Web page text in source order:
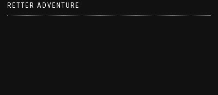
RETTER ADVENTURE